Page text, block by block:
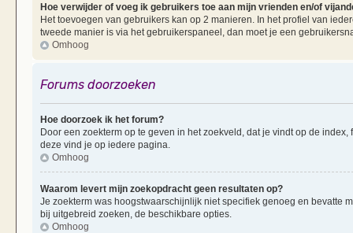
Hoe verwijder of voeg ik gebruikers toe aan mijn vrienden en/of
Het toevoegen van gebruikers kan op 2 manieren. In het profiel van
tweede manier is via het gebruikerspaneel, dan moet je een
Omhoog
Forums doorzoeken
Hoe doorzoek ik het forum?
Door een zoekterm op te geven in het zoekveld, dat je vindt op de
deze vind je op iedere pagina.
Omhoog
Waarom levert mijn zoekopdracht geen resultaten op?
Je zoekterm was hoogstwaarschijnlijk niet specifiek genoeg en bevatte
bij uitgebreid zoeken, de beschikbare opties.
Omhoog